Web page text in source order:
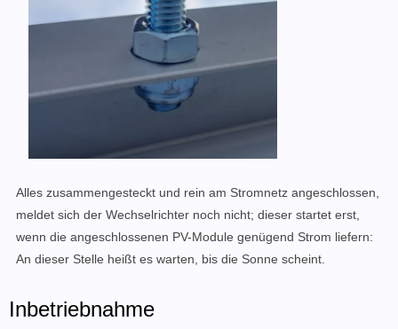
Alles zusammengesteckt und rein am Stromnetz angeschlossen,
meldet sich der Wechselrichter noch nicht; dieser startet erst,
wenn die angeschlossenen PV-Module genügend Strom liefern:
An dieser Stelle heißt es warten, bis die Sonne scheint.
Inbetriebnahme